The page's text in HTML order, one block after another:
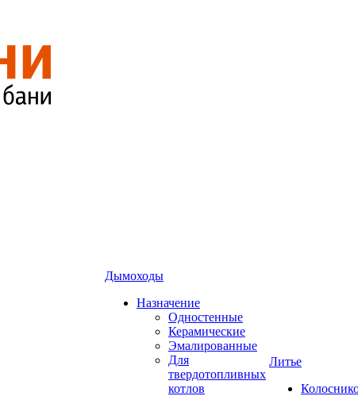
Дымоходы
Назначение
Одностенные
Керамические
Эмалированные
Для
твердотопливных
котлов
Литье